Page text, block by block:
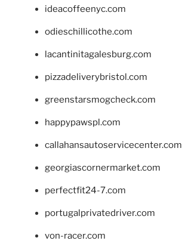
ideacoffeenyc.com
odieschillicothe.com
lacantinitagalesburg.com
pizzadeliverybristol.com
greenstarsmogcheck.com
happypawspl.com
callahansautoservicecenter.com
georgiascornermarket.com
perfectfit24-7.com
portugalprivatedriver.com
von-racer.com